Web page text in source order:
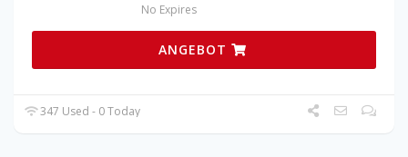
No Expires
ANGEBOT
347 Used - 0 Today